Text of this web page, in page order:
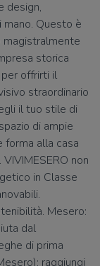
design,
Questo è
magistralmente
storica
offrirti il
straordinario
il tuo stile di
di ampie
forma alla casa
non
in Classe
Mesero:
dal
di prima
raggiungi